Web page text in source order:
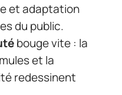
et adaptation
du public.
bouge vite : la
et la
redessinent